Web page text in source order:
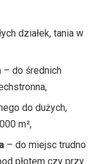
działek, tania w
– do średnich
do dużych,
m²,
– do miejsc trudno
płotem czy przy